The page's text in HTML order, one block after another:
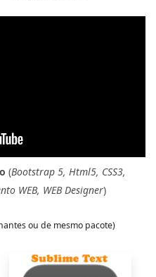
(Bootstrap 5, Html5, CSS3,
WEB, WEB Designer)
ou de mesmo pacote)